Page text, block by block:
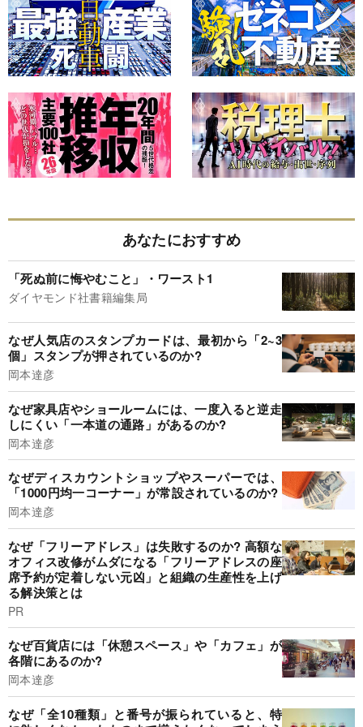
あなたにおすすめ
「死ぬ前に悔やむこと」・ワースト1
ダイヤモンド社書籍編集局
なぜ人気店のスタンプカードは、最初から「2~3
個」スタンプが押されているのか?
岡本達彦
なぜ家具店やショールームには、一度入ると逆走
しにくい「一本道の通路」があるのか?
岡本達彦
なぜディスカウントショップやスーパーでは、
「1000円均一コーナー」が常設されているのか?
岡本達彦
なぜ「フリーアドレス」は失敗するのか? 高額な
オフィス改修がムダになる「フリーアドレスの座
席予約が定着しない元凶」と組織の生産性を上げ
る解決策とは
PR
なぜ百貨店には「休憩スペース」や「カフェ」が
各階にあるのか?
岡本達彦
なぜ「全10種類」と番号が振られていると、特